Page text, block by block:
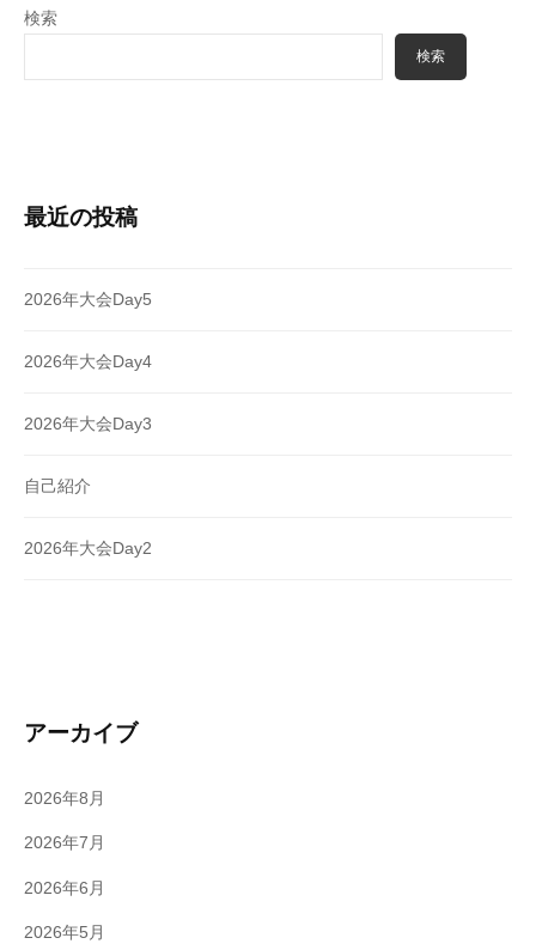
検索
検索
最近の投稿
2026年大会Day5
2026年大会Day4
2026年大会Day3
自己紹介
2026年大会Day2
アーカイブ
2026年8月
2026年7月
2026年6月
2026年5月